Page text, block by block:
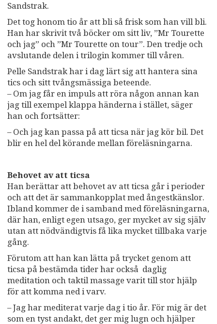
Sandstrak.
Det tog honom tio år att bli så frisk som han vill bli.
Han har skrivit två böcker om sitt liv, ”Mr Tourette
och jag” och ”Mr Tourette on tour”. Den tredje och
avslutande delen i trilogin kommer till våren.
Pelle Sandstrak har i dag lärt sig att hantera sina
tics och sitt tvångsmässiga beteende.
– Om jag får en impuls att röra någon annan kan
jag till exempel klappa händerna i stället, säger
han och fortsätter:
– Och jag kan passa på att ticsa när jag kör bil. Det
blir en hel del körande mellan föreläsningarna.
Behovet av att ticsa
Han berättar att behovet av att ticsa går i perioder
och att det är sammankopplat med ångestkänslor.
Ibland kommer de i samband med föreläsningarna,
där han, enligt egen utsago, ger mycket av sig själv
utan att nödvändigtvis få lika mycket tillbaka varje
gång.
Förutom att han kan lätta på trycket genom att
ticsa på bestämda tider har också daglig
meditation och taktil massage varit till stor hjälp
för att komma ned i varv.
– Jag har mediterat varje dag i tio år. För mig är det
som en tyst andakt, det ger mig lugn och hjälper